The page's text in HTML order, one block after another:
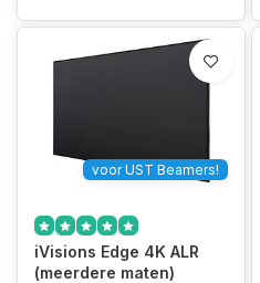
voor UST Beamers!
iVisions Edge 4K ALR
(meerdere maten)